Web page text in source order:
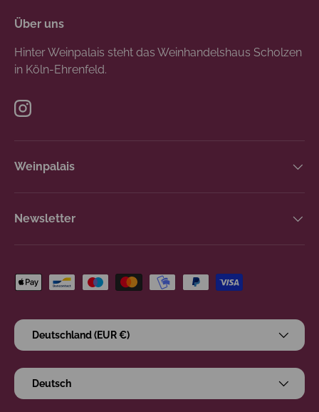
Über uns
Hinter Weinpalais steht das Weinhandelshaus Scholzen
in Köln-Ehrenfeld.
Instagram
Weinpalais
Newsletter
Zahlungsmethoden
Land/Region
Deutschland (EUR €)
Sprache
Deutsch